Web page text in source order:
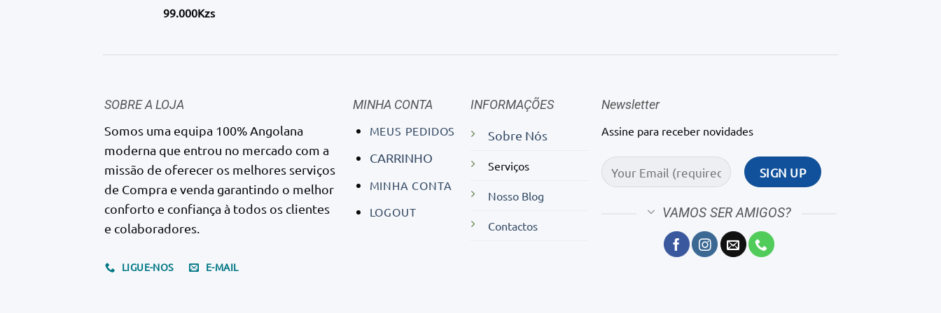
99.000Kzs
SOBRE A LOJA
Somos uma equipa 100% Angolana
moderna que entrou no mercado com a
missão de oferecer os melhores serviços
de Compra e venda garantindo o melhor
conforto e confiança à todos os clientes
e colaboradores.
LIGUE-NOS E-MAIL
MINHA CONTA
MEUS PEDIDOS
CARRINHO
MINHA CONTA
LOGOUT
INFORMAÇÕES
Sobre Nós
Serviços
Nosso Blog
Contactos
Newsletter
Assine para receber novidades
VAMOS SER AMIGOS?